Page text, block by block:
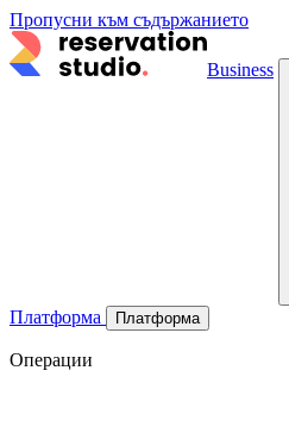
Пропусни към съдържанието
Business
Платформа Платформа
Операции